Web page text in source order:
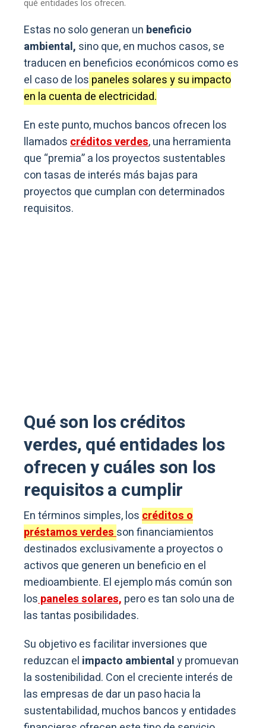
qué entidades los ofrecen.
Estas no solo generan un beneficio
ambiental, sino que, en muchos casos, se
traducen en beneficios económicos como es
el caso de los paneles solares y su impacto
en la cuenta de electricidad.
En este punto, muchos bancos ofrecen los
llamadoscréditos verdes, una herramienta
que “premia” a los proyectos sustentables
con tasas de interés más bajas para
proyectos que cumplan con determinados
requisitos.
Qué son los créditos
verdes, qué entidades los
ofrecen y cuáles son los
requisitos a cumplir
En términos simples, loscréditos o
préstamos verdesson financiamientos
destinados exclusivamente a proyectos o
activos que generen un beneficio en el
medioambiente. El ejemplo más común son
lospaneles solares, pero es tan solo una de
las tantas posibilidades.
Su objetivo es facilitar inversiones que
reduzcan el impacto ambientaly promuevan
la sostenibilidad. Con el creciente interés de
las empresas de dar un paso hacia la
sustentabilidad, muchos bancos y entidades